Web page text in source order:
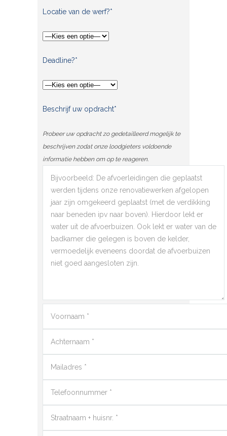
Locatie van de werf?*
Deadline?*
Beschrijf uw opdracht*
Probeer uw opdracht zo gedetailleerd mogelijk te
beschrijven zodat onze loodgieters voldoende
informatie hebben om op te reageren.